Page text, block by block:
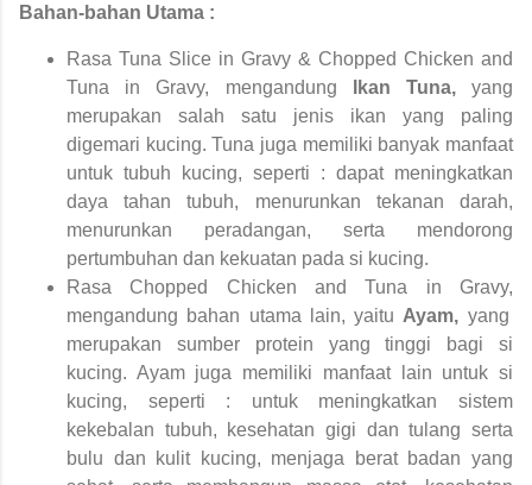
Bahan-bahan Utama :
Rasa Tuna Slice in Gravy & Chopped Chicken and
Tuna in Gravy,
mengandung Ikan Tuna,yang
merupakan salah satu jenis ikan yang paling
digemari kucing. Tuna juga memiliki banyak manfaat
untuk tubuh kucing, seperti : dapat meningkatkan
daya tahan tubuh, menurunkan tekanan darah,
menurunkan peradangan, serta mendorong
pertumbuhan dan kekuatan pada si kucing.
Rasa Chopped Chicken and Tuna in Gravy,
mengandung bahan utama lain, yaitu Ayam, yang
merupakan sumber protein yang tinggi bagi si
kucing. Ayam juga memiliki manfaat lain untuk si
kucing, seperti : untuk meningkatkan sistem
kekebalan tubuh, kesehatan gigi dan tulang serta
bulu dan kulit kucing, menjaga berat badan yang